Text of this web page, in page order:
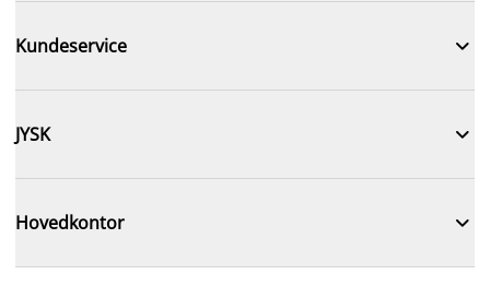
Kundeservice 
JYSK 
Hovedkontor 